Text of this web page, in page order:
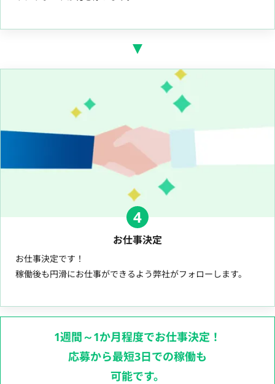
4
お仕事決定
お仕事決定です！
稼働後も円滑にお仕事ができるよう弊社がフォローします。
1週間～1か月程度でお仕事決定！
応募から最短3日での稼働も
可能です。